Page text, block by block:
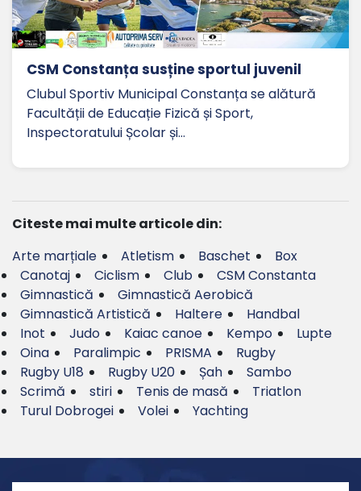
CSM Constanța susține sportul juvenil
Clubul Sportiv Municipal Constanța se alătură
Facultății de Educație Fizică și Sport,
Inspectoratului Școlar și…
Citeste mai multe articole din:
Arte marțiale
Atletism Baschet
Box
Canotaj
Ciclism Club
CSM Constanta
Gimnastică
Gimnastică Aerobică
Gimnastică Artistică
Haltere
Handbal
Inot
Judo Kaiac canoe Kempo
Lupte
Oina
Paralimpic PRISMA
Rugby
Rugby U18
Rugby U20 Șah
Sambo
Scrimă
stiri Tenis de masă
Triatlon
Turul Dobrogei
Volei Yachting